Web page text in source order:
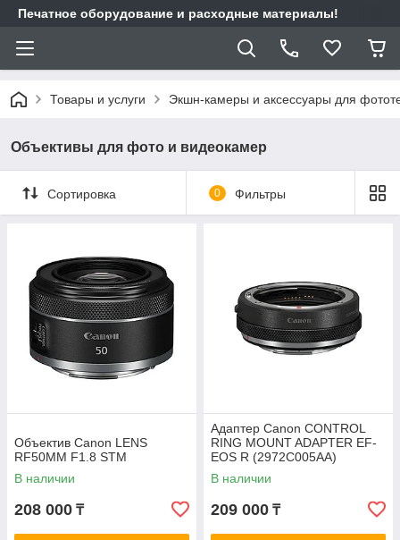
Печатное оборудование и расходные материалы!
Товары и услуги Экшн-камеры и аксессуары для
Объективы для фото и видеокамер
Сортировка 0 Фильтры
Объектив Canon LENS
RF50MM F1.8 STM
В наличии
208 000 ₸
Адаптер Canon CONTROL
RING MOUNT ADAPTER EF-
EOS R (2972C005AA)
В наличии
209 000 ₸